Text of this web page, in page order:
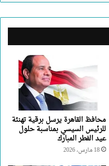
محافظ القاهرة يرسل برقية تهنئة
للرئيس السيسي بمناسبة حلول
عيد الفطر المبارك
18 مارس، 2026